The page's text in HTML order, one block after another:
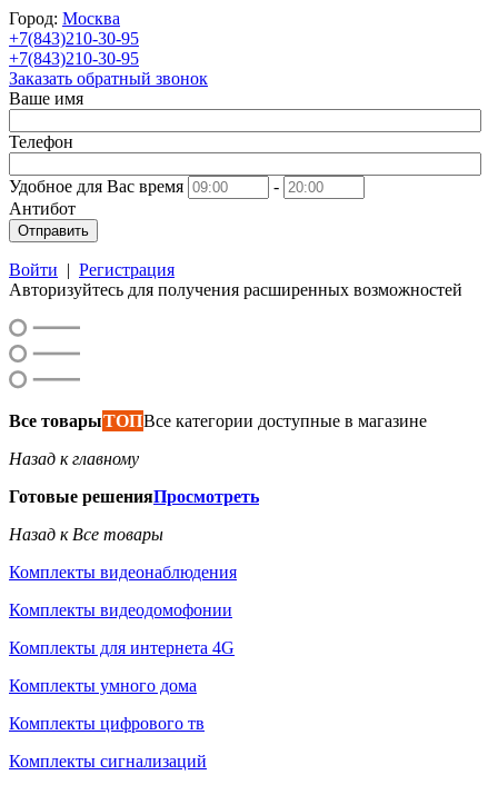
Город: Москва
+7(843)210-30-95
+7(843)210-30-95
Заказать обратный звонок
Ваше имя
Телефон
Удобное для Вас время
-
Антибот
Отправить
Войти | Регистрация
Авторизуйтесь для получения расширенных возможностей
Все товарыТОПВсе категории доступные в магазине
Назад к главному
Готовые решенияПросмотреть
Назад к Все товары
Комплекты видеонаблюдения
Комплекты видеодомофонии
Комплекты для интернета 4G
Комплекты умного дома
Комплекты цифрового тв
Комплекты сигнализаций